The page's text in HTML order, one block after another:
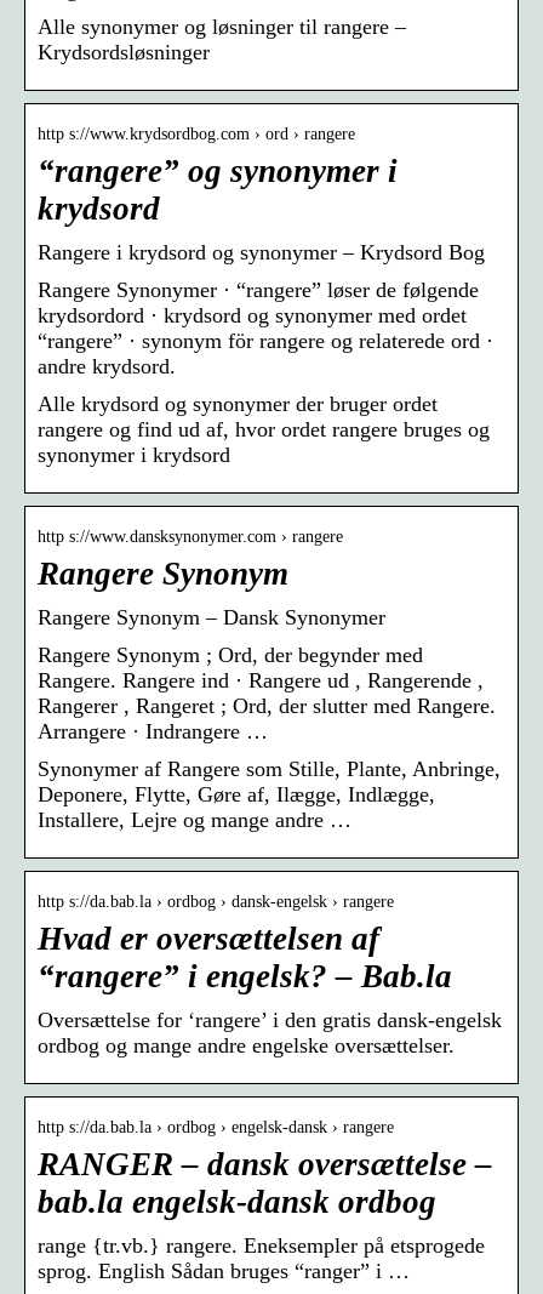
Alle synonymer og løsninger til rangere –
Krydsordsløsninger
http s://www.krydsordbog.com › ord › rangere
“rangere” og synonymer i
krydsord
Rangere i krydsord og synonymer – Krydsord Bog
Rangere Synonymer · “rangere” løser de følgende
krydsordord · krydsord og synonymer med ordet
“rangere” · synonym för rangere og relaterede ord ·
andre krydsord.
Alle krydsord og synonymer der bruger ordet
rangere og find ud af, hvor ordet rangere bruges og
synonymer i krydsord
http s://www.dansksynonymer.com › rangere
Rangere Synonym
Rangere Synonym – Dansk Synonymer
Rangere Synonym ; Ord, der begynder med
Rangere. Rangere ind · Rangere ud , Rangerende ,
Rangerer , Rangeret ; Ord, der slutter med Rangere.
Arrangere · Indrangere …
Synonymer af Rangere som Stille, Plante, Anbringe,
Deponere, Flytte, Gøre af, Ilægge, Indlægge,
Installere, Lejre og mange andre …
http s://da.bab.la › ordbog › dansk-engelsk › rangere
Hvad er oversættelsen af
“rangere” i engelsk? – Bab.la
Oversættelse for ‘rangere’ i den gratis dansk-engelsk
ordbog og mange andre engelske oversættelser.
http s://da.bab.la › ordbog › engelsk-dansk › rangere
RANGER – dansk oversættelse –
bab.la engelsk-dansk ordbog
range {tr.vb.} rangere. Eneksempler på etsprogede
sprog. English Sådan bruges “ranger” i …